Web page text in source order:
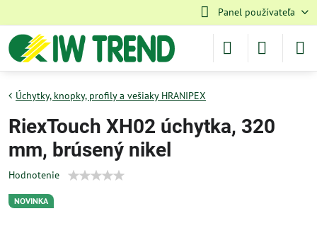
Panel používateľa
NOVINKA
Úchytky, knopky, profily a vešiaky HRANIPEX
RiexTouch XH02 úchytka, 320
mm, brúsený nikel
Hodnotenie